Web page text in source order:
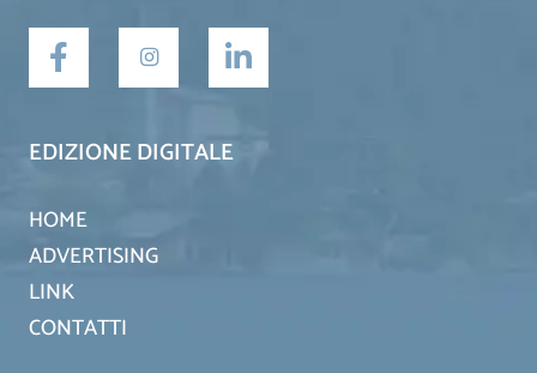
EDIZIONE DIGITALE
HOME
ADVERTISING
LINK
CONTATTI